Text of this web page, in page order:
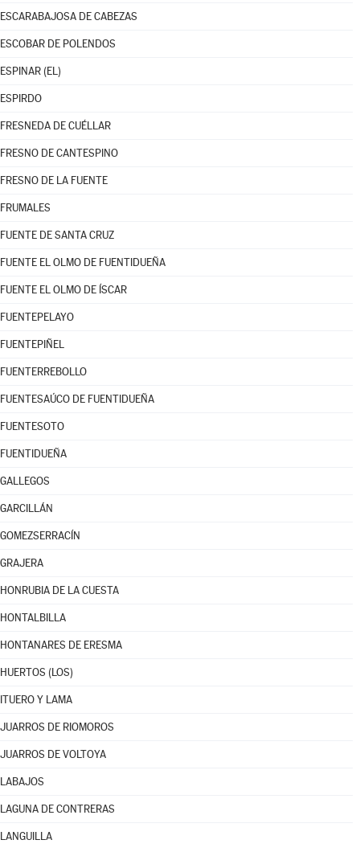
ESCARABAJOSA DE CABEZAS
ESCOBAR DE POLENDOS
ESPINAR (EL)
ESPIRDO
FRESNEDA DE CUÉLLAR
FRESNO DE CANTESPINO
FRESNO DE LA FUENTE
FRUMALES
FUENTE DE SANTA CRUZ
FUENTE EL OLMO DE FUENTIDUEÑA
FUENTE EL OLMO DE ÍSCAR
FUENTEPELAYO
FUENTEPIÑEL
FUENTERREBOLLO
FUENTESAÚCO DE FUENTIDUEÑA
FUENTESOTO
FUENTIDUEÑA
GALLEGOS
GARCILLÁN
GOMEZSERRACÍN
GRAJERA
HONRUBIA DE LA CUESTA
HONTALBILLA
HONTANARES DE ERESMA
HUERTOS (LOS)
ITUERO Y LAMA
JUARROS DE RIOMOROS
JUARROS DE VOLTOYA
LABAJOS
LAGUNA DE CONTRERAS
LANGUILLA